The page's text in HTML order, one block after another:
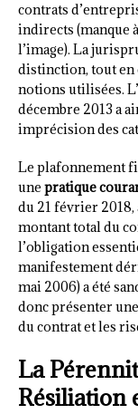
contrats
indirects (manque
l’image). La
distinction, tout en
notions utilisées.
décembre 2013 a
imprécision des
Le plafonnement
une pratique
du 21 février
montant total du
l’obligation
manifestement
mai 2006) a été
donc présenter une
du contrat et les
La
Résiliation